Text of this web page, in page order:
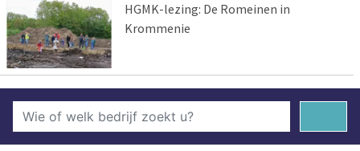
HGMK-lezing: De Romeinen in
Krommenie